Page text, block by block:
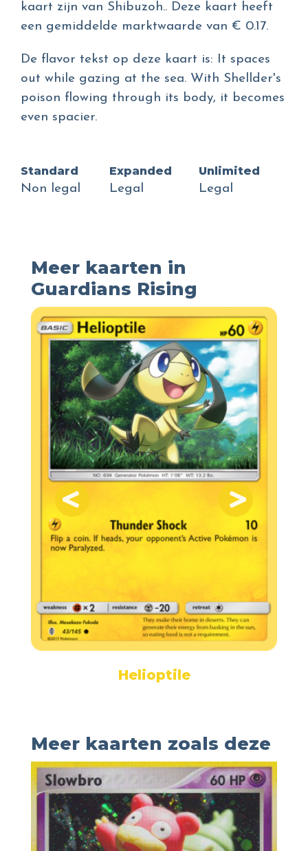
kaart zijn van Shibuzoh.. Deze kaart heeft
een gemiddelde marktwaarde van € 0.17.
De flavor tekst op deze kaart is: It spaces
out while gazing at the sea. With Shellder's
poison flowing through its body, it becomes
even spacier.
Standard
Non legal
Expanded
Legal
Unlimited
Legal
Meer kaarten in
Guardians Rising
Helioptile
Meer kaarten zoals deze